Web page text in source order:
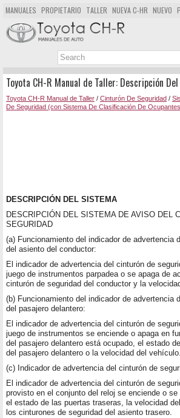
MANUALES PROPIETARIO TALLER NUEVA C-HR NUEVO
MAPA DEL SITIO
BUSCAR
Toyota CH-R Manual de Taller: Descripción
Toyota CH-R Manual de Taller / Cinturón De Seguridad /
De Seguridad (con Sistema De Clasificación De
DESCRIPCIÓN DEL SISTEMA
DESCRIPCIÓN DEL SISTEMA DE AVISO DEL
SEGURIDAD
(a) Funcionamiento del indicador de advertencia
del asiento del conductor:
El indicador de advertencia del cinturón de
juego de instrumentos parpadea o se apaga de
cinturón de seguridad del conductor y la
(b) Funcionamiento del indicador de advertencia
del pasajero delantero:
El indicador de advertencia del cinturón de
juego de instrumentos se enciende o apaga en
del pasajero delantero está ocupado, el estado
del pasajero delantero o la velocidad del vehículo.
(c) Indicador de advertencia del cinturón de
El indicador de advertencia del cinturón de
provisto en el conjunto del reloj se enciende o
el estado de las puertas traseras, la velocidad
los cinturones de seguridad del asiento trasero.